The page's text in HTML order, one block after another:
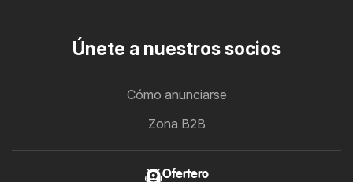
Únete a nuestros socios
Cómo anunciarse
Zona B2B
Ofertero